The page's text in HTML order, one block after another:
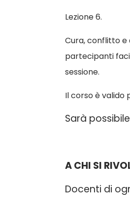
Lezione 6.
Cura, conflitto e
partecipanti
sessione.
Il corso è valido
Sarà
A CHI SI
Docenti di